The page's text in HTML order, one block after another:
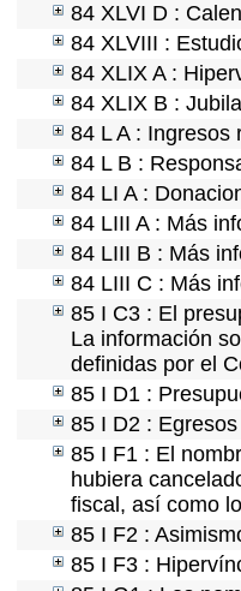
84 XLVI D :
84 XLVIII :
84 XLIX A :
84 XLIX B :
84 L A : Ingresos
84 L B :
84 LI A :
84 LIII A : Más
84 LIII B : Más
84 LIII C : Más
85 I C3 : El
La información
definidas por el
85 I D1 :
85 I D2 :
85 I F1 : El
hubiera
fiscal, así como
85 I F2 :
85 I F3 :